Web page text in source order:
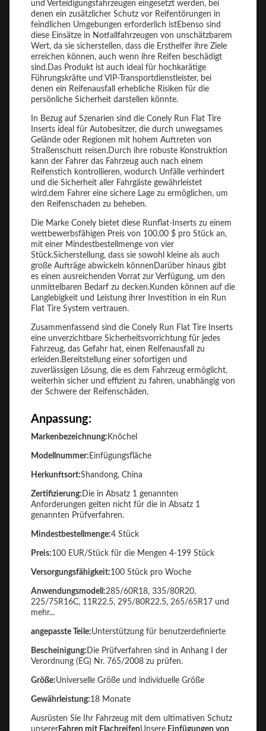
und Verteidigungsfahrzeugen eingesetzt werden, bei
denen ein zusätzlicher Schutz vor Reifentörungen in
feindlichen Umgebungen erforderlich istEbenso sind
diese Einsätze in Notfallfahrzeugen von unschätzbarem
Wert, da sie sicherstellen, dass die Ersthelfer ihre Ziele
erreichen können, auch wenn ihre Reifen beschädigt
sind.Das Produkt ist auch ideal für hochkarätige
Führungskräfte und VIP-Transportdienstleister, bei
denen ein Reifenausfall erhebliche Risiken für die
persönliche Sicherheit darstellen könnte.
In Bezug auf Szenarien sind die Conely Run Flat Tire
Inserts ideal für Autobesitzer, die durch unwegsames
Gelände oder Regionen mit hohem Auftreten von
Straßenschutt reisen.Durch ihre robuste Konstruktion
kann der Fahrer das Fahrzeug auch nach einem
Reifenstich kontrollieren, wodurch Unfälle verhindert
und die Sicherheit aller Fahrgäste gewährleistet
wird.dem Fahrer eine sichere Lage zu ermöglichen, um
den Reifenschaden zu beheben.
Die Marke Conely bietet diese Runflat-Inserts zu einem
wettbewerbsfähigen Preis von 100,00 $ pro Stück an,
mit einer Mindestbestellmenge von vier
Stück.Sicherstellung, dass sie sowohl kleine als auch
große Aufträge abwickeln könnenDarüber hinaus gibt
es einen ausreichenden Vorrat zur Verfügung, um den
unmittelbaren Bedarf zu decken.Kunden können auf die
Langlebigkeit und Leistung ihrer Investition in ein Run
Flat Tire System vertrauen.
Zusammenfassend sind die Conely Run Flat Tire Inserts
eine unverzichtbare Sicherheitsvorrichtung für jedes
Fahrzeug, das Gefahr hat, einen Reifenausfall zu
erleiden.Bereitstellung einer sofortigen und
zuverlässigen Lösung, die es dem Fahrzeug ermöglicht,
weiterhin sicher und effizient zu fahren, unabhängig von
der Schwere der Reifenschäden.
Anpassung:
Markenbezeichnung: Knöchel
Modellnummer: Einfügungsfläche
Herkunftsort:Shandong, China
Zertifizierung: Die in Absatz 1 genannten
Anforderungen gelten nicht für die in Absatz 1
genannten Prüfverfahren.
Mindestbestellmenge:4 Stück
Preis:100 EUR/Stück für die Mengen 4-199 Stück
Versorgungsfähigkeit:100 Stück pro Woche
Anwendungsmodell:285/60R18, 335/80R20,
225/75R16C, 11R22.5, 295/80R22.5, 265/65R17 und
mehr...
angepasste Teile:Unterstützung für benutzerdefinierte
Bescheinigung: Die Prüfverfahren sind in Anhang I der
Verordnung (EG) Nr. 765/2008 zu prüfen.
Größe:Universelle Größe und individuelle Größe
Gewährleistung:18 Monate
Ausrüsten Sie Ihr Fahrzeug mit dem ultimativen Schutz
unserer Fahren mit FlachreifenUnsere. Einfügungen von